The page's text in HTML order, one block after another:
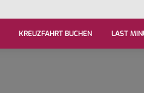
KREUZFAHRT BUCHEN LAST